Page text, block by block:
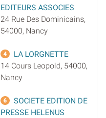
EDITEURS ASSOCIES
24 Rue Des Dominicains,
54000, Nancy
4
LA LORGNETTE
14 Cours Leopold, 54000,
Nancy
6
SOCIETE EDITION DE
PRESSE HELENUS